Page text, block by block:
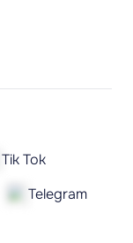
Tik Tok
Telegram